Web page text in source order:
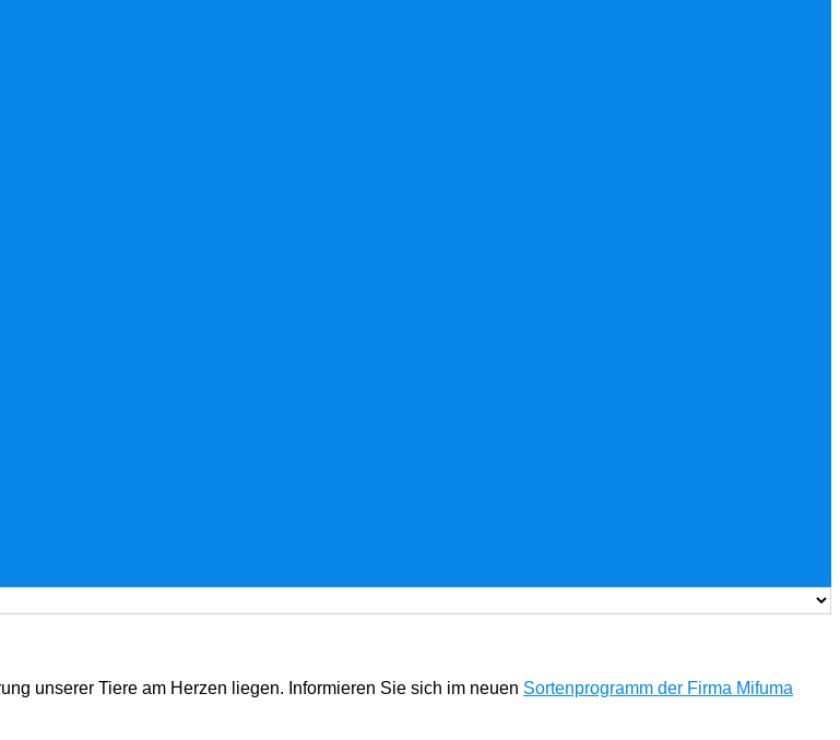
unserer Tiere am Herzen liegen. Informieren Sie sich im neuen Sortenprogramm der Firma Mifuma